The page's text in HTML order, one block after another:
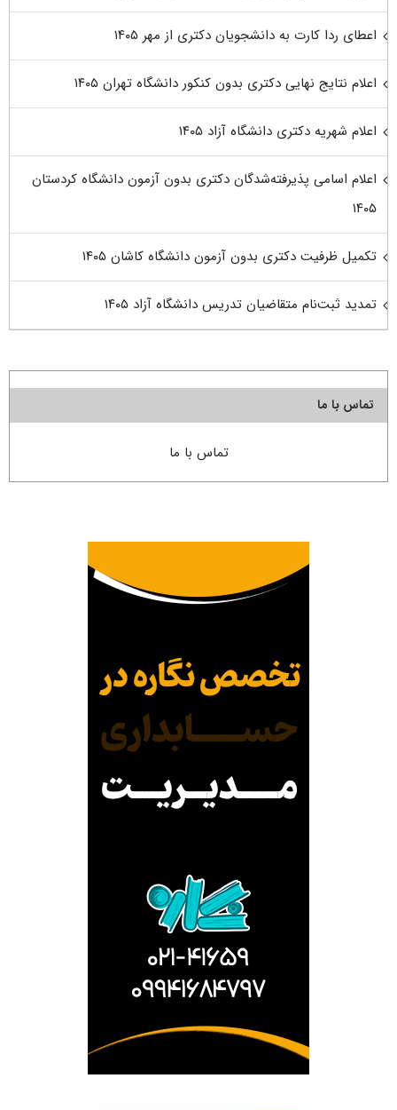
اعطای ردا کارت به دانشجویان دکتری از مهر ۱۴۰۵
اعلام نتایج نهایی دکتری بدون کنکور دانشگاه تهران ۱۴۰۵
اعلام شهریه دکتری دانشگاه آزاد ۱۴۰۵
اعلام اسامی پذیرفته‌شدگان دکتری بدون آزمون دانشگاه کردستان
۱۴۰۵
تکمیل ظرفیت دکتری بدون آزمون دانشگاه کاشان ۱۴۰۵
تمدید ثبت‌نام متقاضیان تدریس دانشگاه آزاد ۱۴۰۵
تماس با ما
تماس با ما